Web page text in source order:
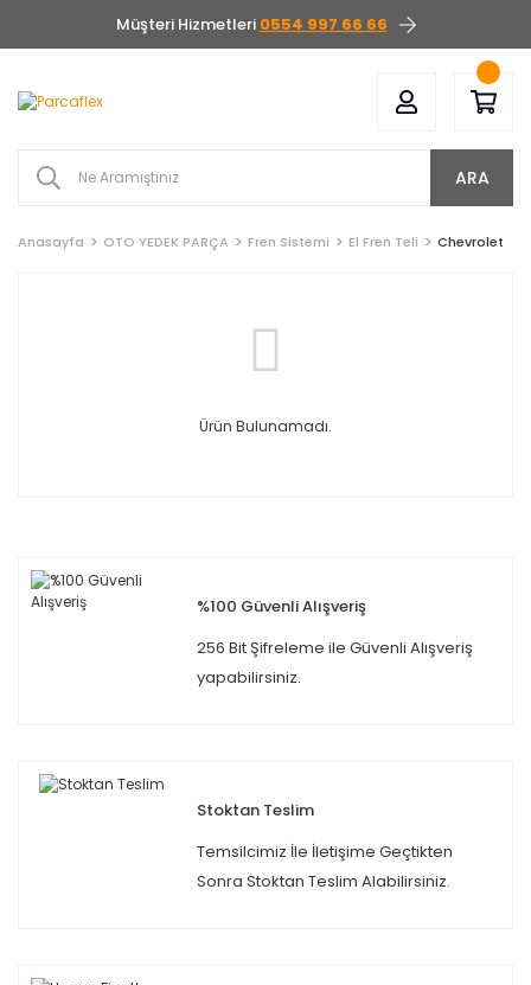
Müşteri Hizmetleri 0554 997 66 66
ARA
Anasayfa OTO YEDEK PARÇA Fren Sistemi El Fren Teli Chevrolet
Ürün Bulunamadı.
%100 Güvenli Alışveriş
256 Bit Şifreleme ile Güvenli Alışveriş
yapabilirsiniz.
Stoktan Teslim
Temsilcimiz İle İletişime Geçtikten
Sonra Stoktan Teslim Alabilirsiniz.